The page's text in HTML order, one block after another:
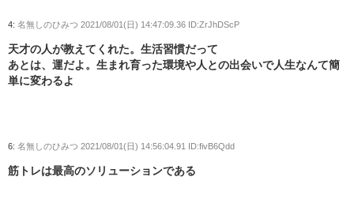
4: 名無しのひみつ 2021/08/01(日) 14:47:09.36 ID:ZrJhDScP
天才の人が教えてくれた。生活習慣だって
あとは、運だよ。生まれ育った環境や人との出会いで人生なんて簡
単に変わるよ
6: 名無しのひみつ 2021/08/01(日) 14:56:04.91 ID:fivB6Qdd
筋トレは最高のソリューションである